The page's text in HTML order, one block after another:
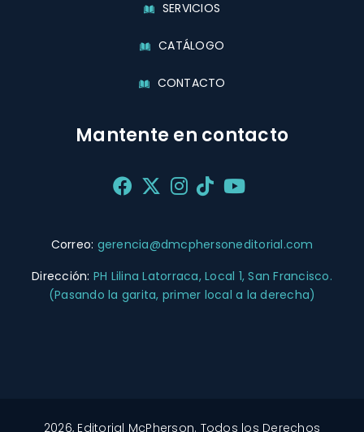
SERVICIOS
CATÁLOGO
CONTACTO
Mantente en contacto
Correo: gerencia@dmcphersoneditorial.com
Dirección: PH Lilina Latorraca, Local 1, San Francisco.
(Pasando la garita, primer local a la derecha)
2026, Editorial McPherson. Todos los Derechos